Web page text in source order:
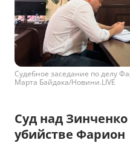
Судебное заседание по делу
Марта Байдака/Новини.LIVE
Суд над
убийстве Фарион